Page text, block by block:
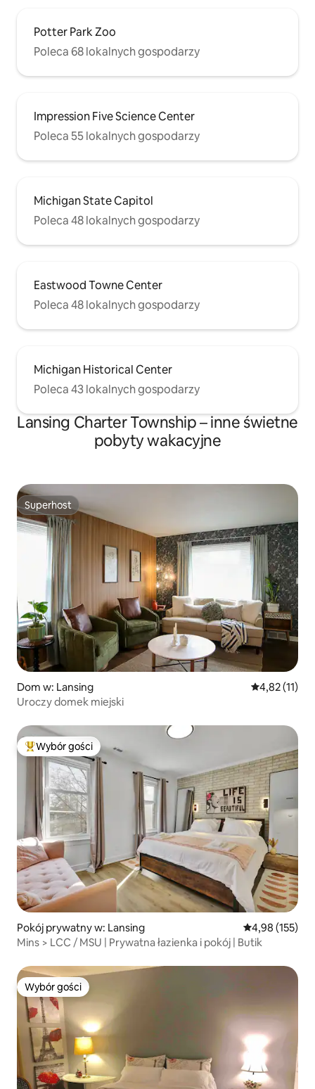
Potter Park Zoo
Poleca 68 lokalnych gospodarzy
Impression Five Science Center
Poleca 55 lokalnych gospodarzy
Michigan State Capitol
Poleca 48 lokalnych gospodarzy
Eastwood Towne Center
Poleca 48 lokalnych gospodarzy
Michigan Historical Center
Poleca 43 lokalnych gospodarzy
Lansing Charter Township – inne świetne
pobyty wakacyjne
Superhost
Superhost
Dom w: Lansing Średnia
4,82 (11)
Uroczy domek miejski
Najpopularniejsze z kategorii Wybór gości
Wybór gości
Pokój prywatny w: Lansing Średnia
4,98 (155)
Mins > LCC / MSU | Prywatna łazienka i pokój | Butik
Wybór gości
Wybór gości